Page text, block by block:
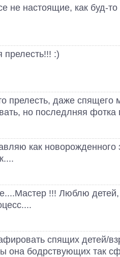
не настоящие, как буд-
прелесть!!! :)
прелесть, даже спящего
но последлняя
как новорожденного
!!! Люблю
спящих детей/
она бодрствующих так